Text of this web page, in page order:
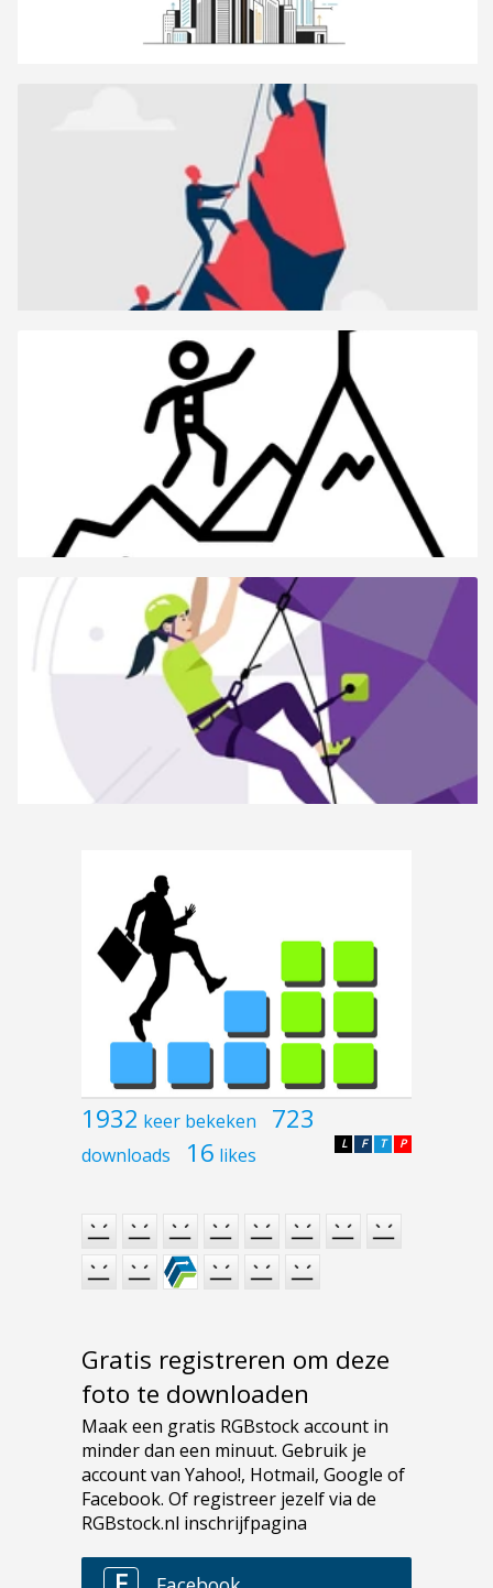
1932 keer bekeken 723
downloads 16 likes P
T
F
L
Gratis registreren om deze
foto te downloaden